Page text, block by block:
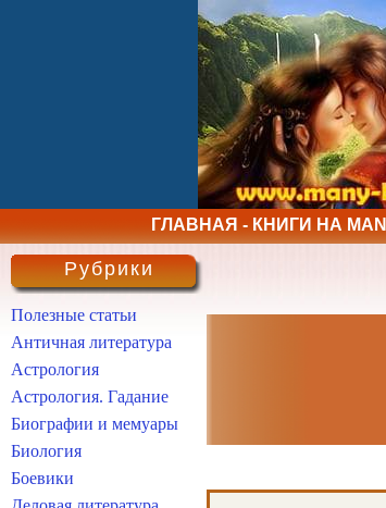
ГЛАВНАЯ - КНИГИ НА
Рубрики
Полезные статьи
Античная литература
Астрология
Астрология. Гадание
Биографии и мемуары
Биология
Боевики